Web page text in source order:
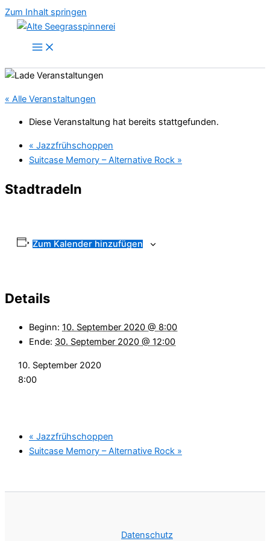
Zum Inhalt springen
« Alle Veranstaltungen
Diese Veranstaltung hat bereits stattgefunden.
« Jazzfrühschoppen
Suitcase Memory – Alternative Rock »
Stadtradeln
Zum Kalender hinzufügen
Details
Beginn: 10. September 2020 @ 8:00
Ende: 30. September 2020 @ 12:00
10. September 2020
8:00
« Jazzfrühschoppen
Suitcase Memory – Alternative Rock »
Datenschutz